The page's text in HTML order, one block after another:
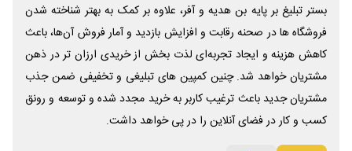
بستر تبلیغ بر پایه بن هدیه و آفر، علاوه بر کمک به بهتر شناخته شدن
فروشگاه ها در صحنه رقابت و افزایش بازدید و آمار فروش آن‌ها، باعث
کاهش هزینه و ایجاد تجربه‌ای لذت بخش از خریدی ارزان تر در ذهن
مشتریان خواهد شد. چنین کمپین های تبلیغی و تخفیفی ضمن جذب
مشتریان جدید باعث ترغیب کاربر به خرید مجدد شده و توسعه و رونق
کسب و کار در فضای آنلاین را در پی خواهد داشت.